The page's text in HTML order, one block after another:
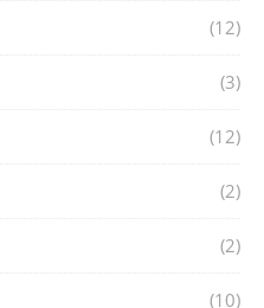
(12)
(3)
(12)
(2)
(2)
(10)